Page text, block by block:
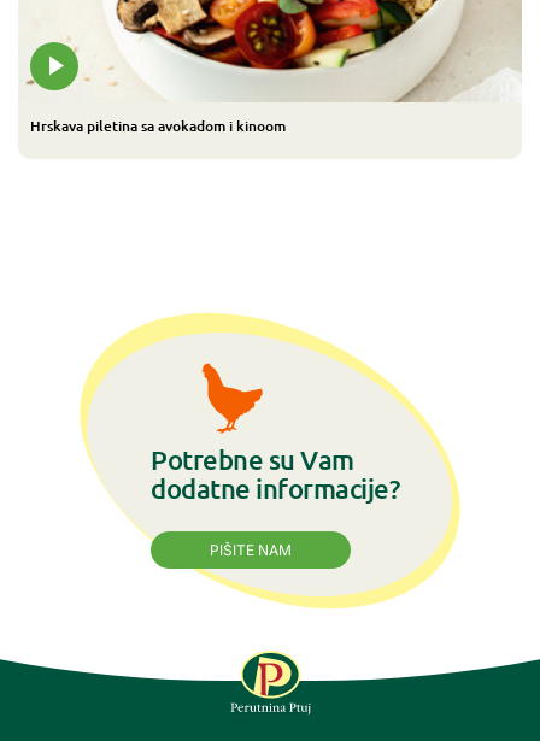
Hrskava piletina sa avokadom i kinoom
Potrebne su Vam
dodatne informacije?
PIŠITE NAM